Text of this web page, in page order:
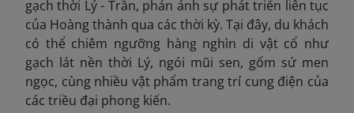
gạch thời Lý - Trần, phản ánh sự phát triển liên tục
của Hoàng thành qua các thời kỳ. Tại đây, du khách
có thể chiêm ngưỡng hàng nghìn di vật cổ như
gạch lát nền thời Lý, ngói mũi sen, gốm sứ men
ngọc, cùng nhiều vật phẩm trang trí cung điện của
các triều đại phong kiến.